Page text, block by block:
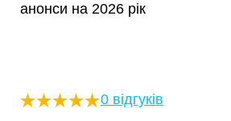
анонси на 2026 рік
0 відгуків